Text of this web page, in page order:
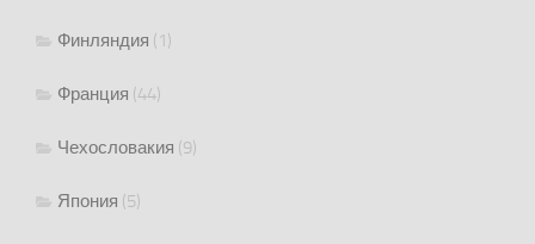
Финляндия (1)
Франция (44)
Чехословакия (9)
Япония (5)